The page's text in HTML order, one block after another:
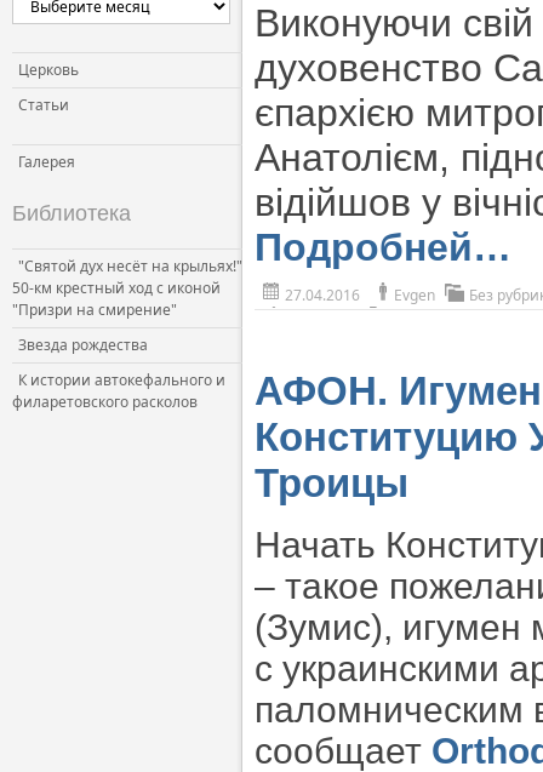
Церковь
Статьи
Галерея
Библиотека
"Святой дух несёт на крыльях!"
50-км крестный ход с иконой
"Призри на смирение"
Звезда рождества
К истории автокефального и
филаретовского расколов
Виконуючи
духовенство
єпархією
Анатолієм,
відійшов у
Подробней…
27.04.2016 Evgen Без
АФОН. Игумен
Конституцию
Троицы
Начать
– такое
(Зумис), игумен
с украинскими
паломническим
сообщает